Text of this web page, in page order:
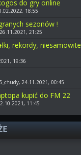
do gry online
18:55
sezonów !
21:25
rekordy, niesamowite
19:36
24.11.2021, 00:45
kupić do FM 22
11:45